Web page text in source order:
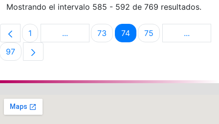
Mostrando el intervalo 585 - 592 de 769 resultados.
Página
1 ...Páginas intermedias Use TAB para
Página
73 Página
74 Página
75 ...Páginas
Página
97